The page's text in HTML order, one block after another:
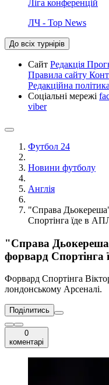
Ліга конференцій
ЛЧ - Top News
До всіх турнірів
Сайт Редакція
Правила сайту
Редакційна політика
Соціальні мережі
viber
Футбол 24
Новини футболу
Англія
"Справа
Спортінга їде в
"Справа
форвард Спортінга
Форвард Спортінга
лондонському Арсеналі.
Поділитись
0
коментарі